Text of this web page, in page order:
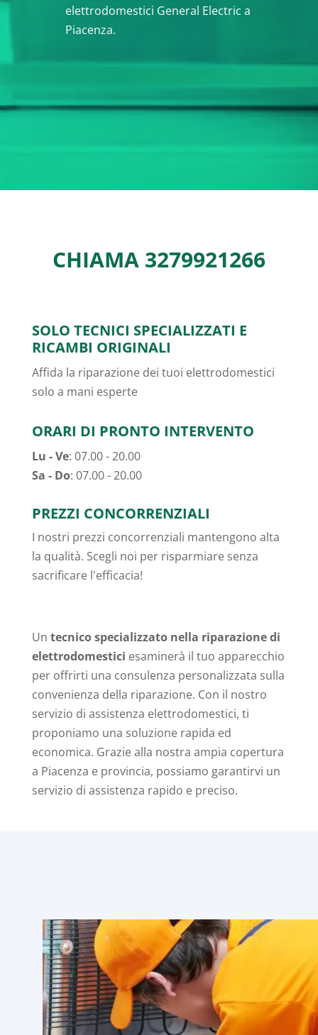
elettrodomestici General Electric a
Piacenza.
CHIAMA 3279921266
SOLO TECNICI SPECIALIZZATI E
RICAMBI ORIGINALI
Affida la riparazione dei tuoi elettrodomestici
solo a mani esperte
ORARI DI PRONTO INTERVENTO
Lu - Ve: 07.00 - 20.00
Sa - Do: 07.00 - 20.00
PREZZI CONCORRENZIALI
I nostri prezzi concorrenziali mantengono alta
la qualità. Scegli noi per risparmiare senza
sacrificare l'efficacia!
Un tecnico specializzato nella riparazione di
elettrodomestici esaminerà il tuo apparecchio
per offrirti una consulenza personalizzata sulla
convenienza della riparazione. Con il nostro
servizio di assistenza elettrodomestici, ti
proponiamo una soluzione rapida ed
economica. Grazie alla nostra ampia copertura
a Piacenza e provincia, possiamo garantirvi un
servizio di assistenza rapido e preciso.